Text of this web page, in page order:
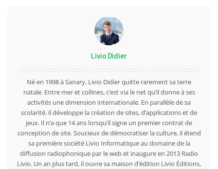
Livio Didier
Né en 1998 à Sanary, Livio Didier quitte rarement sa terre
natale. Entre mer et collines, c’est via le net qu’il donne à ses
activités une dimension internationale. En parallèle de sa
scolarité, il développe la création de sites, d’applications et de
jeux. Il n’a que 14 ans lorsqu’il signe un premier contrat de
conception de site. Soucieux de démocratiser la culture, il étend
sa première société Livio Informatique au domaine de la
diffusion radiophonique par le web et inaugure en 2013 Radio
Livio. Un an plus tard, il ouvre sa maison d’édition Livio Éditions,